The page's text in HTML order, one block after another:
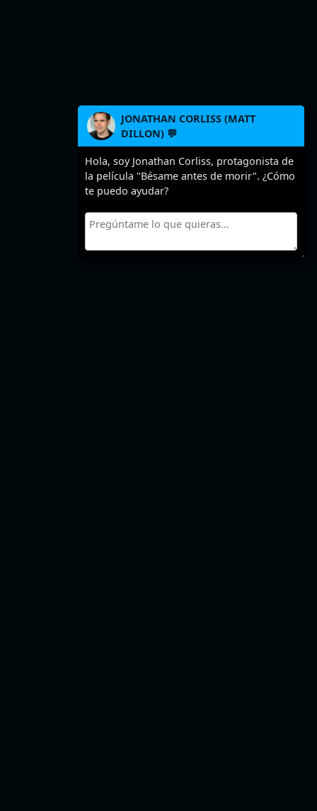
JONATHAN CORLISS (MATT
DILLON) 💬
Hola, soy Jonathan Corliss, protagonista de
la película "Bésame antes de morir". ¿Cómo
te puedo ayudar?